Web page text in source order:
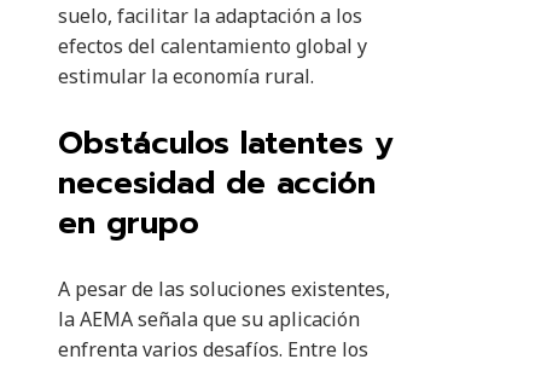
suelo, facilitar la adaptación a los
efectos del calentamiento global y
estimular la economía rural.
Obstáculos latentes y
necesidad de acción
en grupo
A pesar de las soluciones existentes,
la AEMA señala que su aplicación
enfrenta varios desafíos. Entre los